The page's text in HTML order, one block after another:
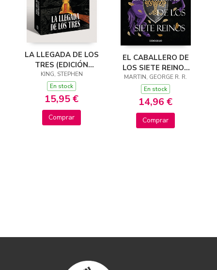
LA LLEGADA DE LOS
TRES (EDICIÓN
CANTOS TINTADOS)
(LA TORRE OSCURA
2)
KING, STEPHEN
En stock
15,95 €
Comprar
EL CABALLERO DE
LOS SIETE REINOS
(CANCIÓN DE HIELO
Y FUEGO)
MARTIN, GEORGE R. R.
En stock
14,96 €
Comprar